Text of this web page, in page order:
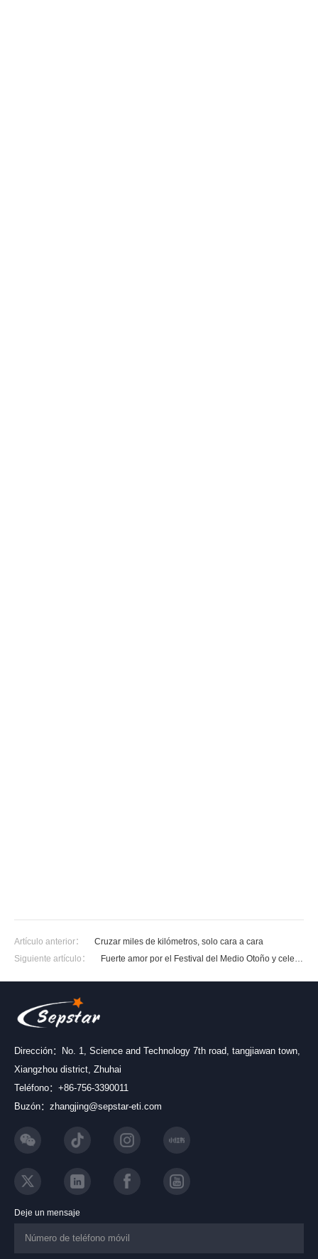
Artículo anterior：
Cruzar miles de kilómetros, solo cara a cara
Siguiente artículo：
Fuerte amor por el Festival del Medio Otoño y celebr
Dirección：No. 1, Science and Technology 7th road, tangjiawan town,
Xiangzhou district, Zhuhai
Teléfono：+86-756-3390011
Buzón：zhangjing@sepstar-eti.com
Deje un mensaje